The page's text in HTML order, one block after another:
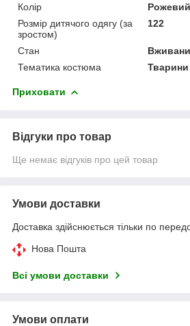
Колір
Рожевий
Розмір дитячого одягу (за
зростом)
122
Стан
Тематика костюма
Тварини
Приховати
Відгуки про товар
Ще немає відгуків про цей товар
Умови доставки
Доставка здійснюється тільки по
Нова Пошта
Всі умови доставки
Умови оплати